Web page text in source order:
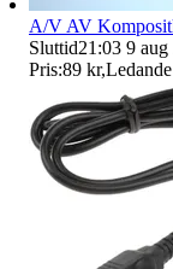
A/V AV
Sluttid21:03 9 aug
Pris:89 kr,